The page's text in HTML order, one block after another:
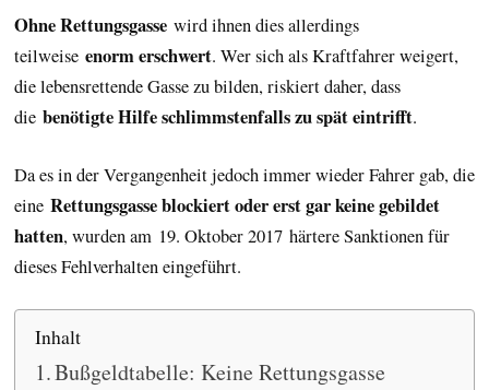
Ohne Rettungsgasse wird ihnen dies allerdings
teilweise enorm erschwert. Wer sich als Kraftfahrer weigert,
die lebensrettende Gasse zu bilden, riskiert daher, dass
die benötigte Hilfe schlimmstenfalls zu spät eintrifft.
Da es in der Vergangenheit jedoch immer wieder Fahrer gab, die
eine Rettungsgasse blockiert oder erst gar keine gebildet
hatten, wurden am 19. Oktober 2017 härtere Sanktionen für
dieses Fehlverhalten eingeführt.
Inhalt
Bußgeldtabelle: Keine Rettungsgasse